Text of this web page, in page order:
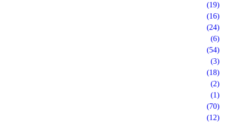
(19)
(16)
(24)
(6)
(54)
(3)
(18)
(2)
(1)
(70)
(12)